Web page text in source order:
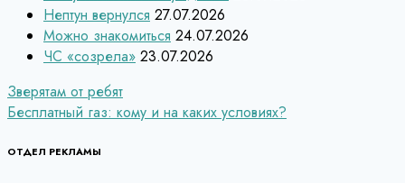
Нептун вернулся 27.07.2026
Можно знакомиться 24.07.2026
ЧС «созрела» 23.07.2026
Навигация
по
записям
Зверятам от ребят
Бесплатный газ: кому и на каких условиях?
ОТДЕЛ РЕКЛАМЫ